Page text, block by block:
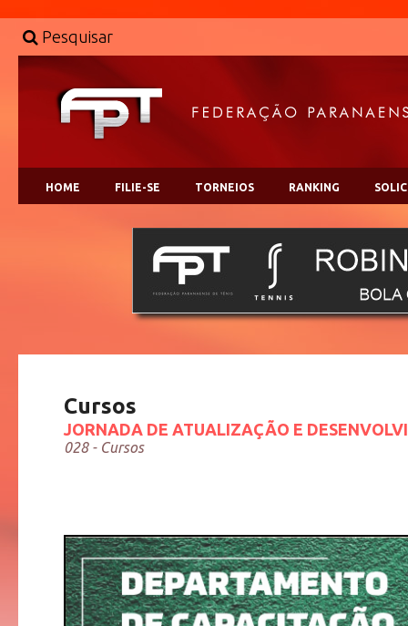
Pesquisar
HOME FILIE-SE TORNEIOS RANKING
Cursos
JORNADA DE ATUALIZAÇÃO E
028 - Cursos